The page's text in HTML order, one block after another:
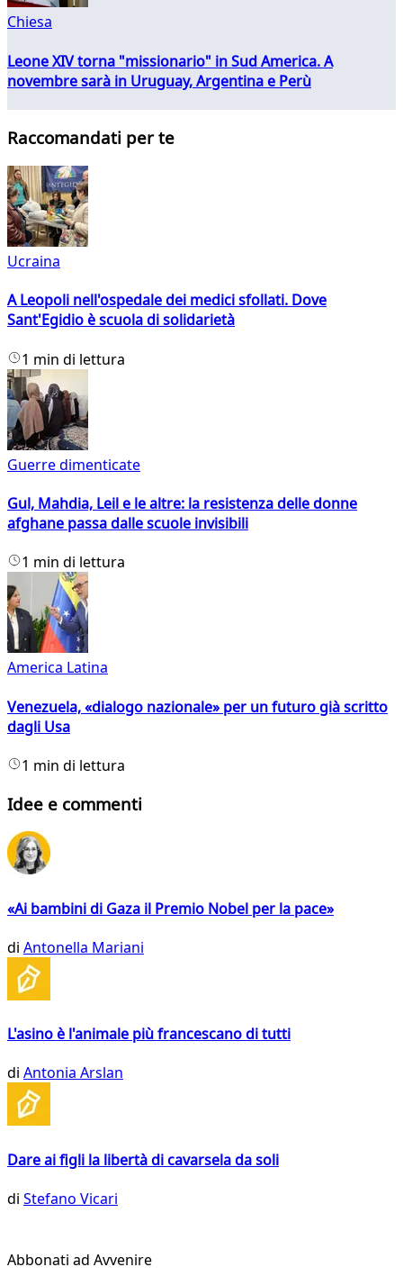
Chiesa
Leone XIV torna "missionario" in Sud America. A
novembre sarà in Uruguay, Argentina e Perù
Raccomandati per te
Ucraina
A Leopoli nell'ospedale dei medici sfollati. Dove
Sant'Egidio è scuola di solidarietà
1 min di lettura
Guerre dimenticate
Gul, Mahdia, Leil e le altre: la resistenza delle donne
afghane passa dalle scuole invisibili
1 min di lettura
America Latina
Venezuela, «dialogo nazionale» per un futuro già scritto
dagli Usa
1 min di lettura
Idee e commenti
«Ai bambini di Gaza il Premio Nobel per la pace»
di Antonella Mariani
L'asino è l'animale più francescano di tutti
di Antonia Arslan
Dare ai figli la libertà di cavarsela da soli
di Stefano Vicari
Abbonati ad Avvenire